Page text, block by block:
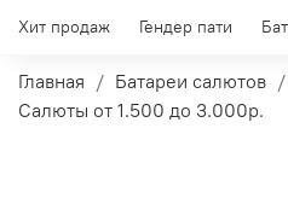
Хит продаж Гендер пати
Главная
Батареи салютов
Салюты от 1.500 до 3.000р.